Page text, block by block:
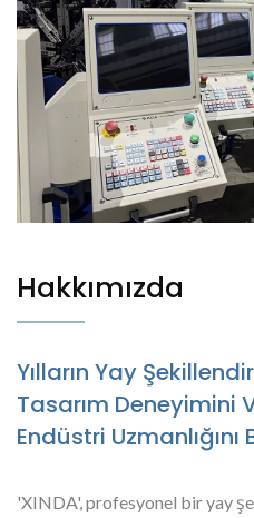
Hakkımızda
Yılların Yay
Tasarım Deneyimini
Endüstri Uzmanlığını
'XINDA', profesyonel bir yay